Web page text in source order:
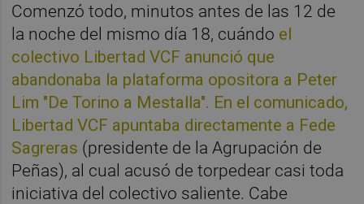
Comenzó todo, minutos antes de las 12 de
la noche del mismo día 18, cuándo el
colectivo Libertad VCF anunció que
abandonaba la plataforma opositora a Peter
Lim "De Torino a Mestalla". En el comunicado,
Libertad VCF apuntaba directamente a Fede
Sagreras (presidente de la Agrupación de
Peñas), al cual acusó de torpedear casi toda
iniciativa del colectivo saliente. Cabe